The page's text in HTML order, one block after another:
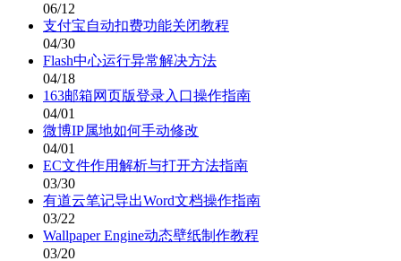
06/12
支付宝自动扣费功能关闭教程
04/30
Flash中心运行异常解决方法
04/18
163邮箱网页版登录入口操作指南
04/01
微博IP属地如何手动修改
04/01
EC文件作用解析与打开方法指南
03/30
有道云笔记导出Word文档操作指南
03/22
Wallpaper Engine动态壁纸制作教程
03/20